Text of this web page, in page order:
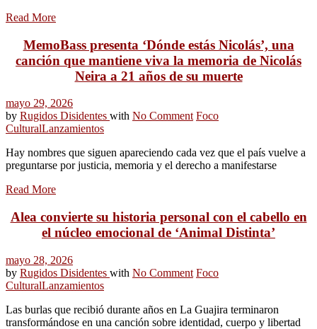
Read More
MemoBass presenta ‘Dónde estás Nicolás’, una
canción que mantiene viva la memoria de Nicolás
Neira a 21 años de su muerte
mayo 29, 2026
by Rugidos Disidentes with No Comment Foco
CulturalLanzamientos
Hay nombres que siguen apareciendo cada vez que el país vuelve a
preguntarse por justicia, memoria y el derecho a manifestarse
Read More
Alea convierte su historia personal con el cabello en
el núcleo emocional de ‘Animal Distinta’
mayo 28, 2026
by Rugidos Disidentes with No Comment Foco
CulturalLanzamientos
Las burlas que recibió durante años en La Guajira terminaron
transformándose en una canción sobre identidad, cuerpo y libertad